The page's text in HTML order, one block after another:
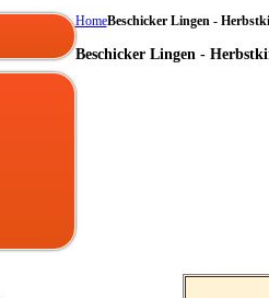
HomeBeschicker Lingen -
Beschicker Lingen -